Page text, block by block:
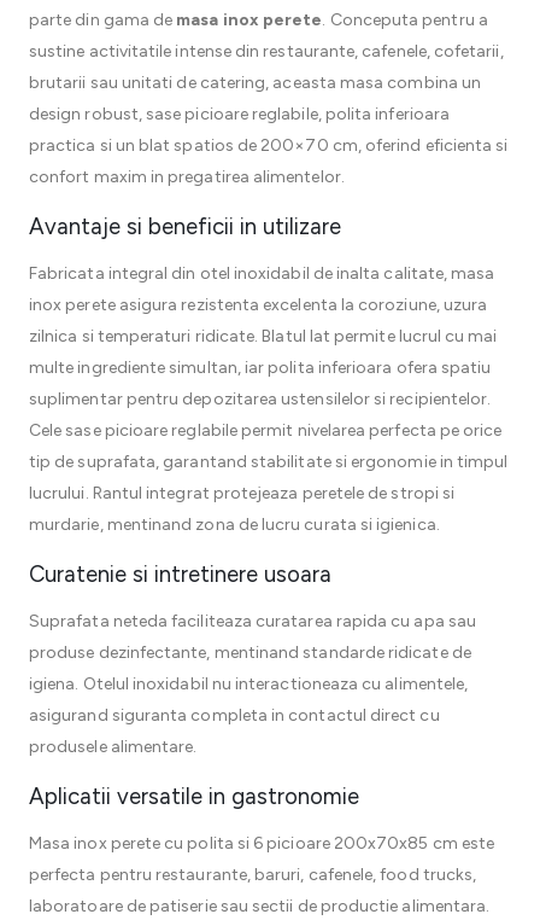
parte din gama de masa inox perete. Conceputa pentru a
sustine activitatile intense din restaurante, cafenele, cofetarii,
brutarii sau unitati de catering, aceasta masa combina un
design robust, sase picioare reglabile, polita inferioara
practica si un blat spatios de 200×70 cm, oferind eficienta si
confort maxim in pregatirea alimentelor.
Avantaje si beneficii in utilizare
Fabricata integral din otel inoxidabil de inalta calitate, masa
inox perete asigura rezistenta excelenta la coroziune, uzura
zilnica si temperaturi ridicate. Blatul lat permite lucrul cu mai
multe ingrediente simultan, iar polita inferioara ofera spatiu
suplimentar pentru depozitarea ustensilelor si recipientelor.
Cele sase picioare reglabile permit nivelarea perfecta pe orice
tip de suprafata, garantand stabilitate si ergonomie in timpul
lucrului. Rantul integrat protejeaza peretele de stropi si
murdarie, mentinand zona de lucru curata si igienica.
Curatenie si intretinere usoara
Suprafata neteda faciliteaza curatarea rapida cu apa sau
produse dezinfectante, mentinand standarde ridicate de
igiena. Otelul inoxidabil nu interactioneaza cu alimentele,
asigurand siguranta completa in contactul direct cu
produsele alimentare.
Aplicatii versatile in gastronomie
Masa inox perete cu polita si 6 picioare 200x70x85 cm este
perfecta pentru restaurante, baruri, cafenele, food trucks,
laboratoare de patiserie sau sectii de productie alimentara.